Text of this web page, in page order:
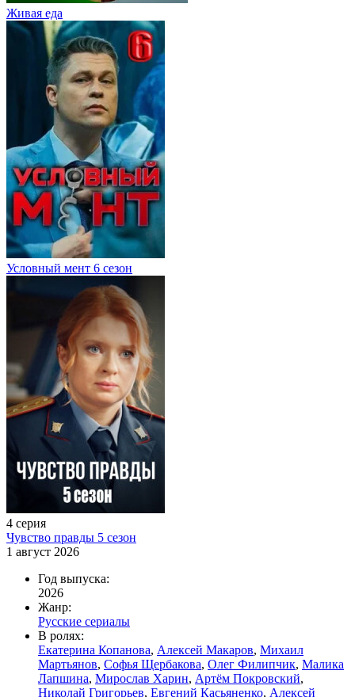
Живaя eдa
Условный мент 6 сезон
4 серия
Чувство правды 5 сезон
1 август 2026
Год выпуска:
2026
Жанр:
Русские сериалы
В ролях:
Екатерина Копанова, Алексей Макаров, Михаил
Мартьянов, Софья Щербакова, Олег Филипчик, Малика
Лапшина, Мирослав Харин, Артём Покровский,
Николай Григорьев, Евгений Касьяненко, Алексей